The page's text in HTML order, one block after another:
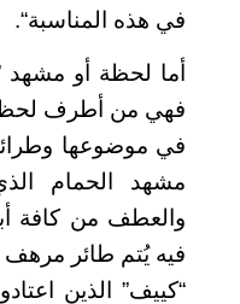
في هذه
أما لحظة أو مشهد
فهي من أطرف
في موضوعها
مشهد الحمام
والعطف من كافة
فيه يُتم طائر مرهف
“كييف” الذين